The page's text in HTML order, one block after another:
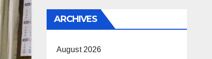
ARCHIVES
August 2026